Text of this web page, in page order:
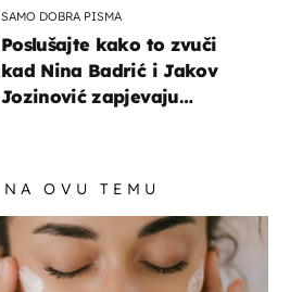
SAMO DOBRA PISMA
Poslušajte kako to zvuči
kad Nina Badrić i Jakov
Jozinović zapjevaju
NA OVU TEMU